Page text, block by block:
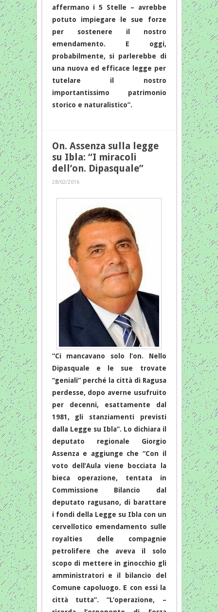
affermano i 5 Stelle – avrebbe
potuto impiegare le sue forze
per sostenere il nostro
emendamento. E oggi,
probabilmente, si parlerebbe di
una nuova ed efficace legge per
tutelare il nostro
importantissimo patrimonio
storico e naturalistico”.
On. Assenza sulla legge
su Ibla: “I miracoli
dell’on. Dipasquale”
28/02/2016
“Ci mancavano solo l’on. Nello
Dipasquale e le sue trovate
“geniali” perché la città di Ragusa
perdesse, dopo averne usufruito
per decenni, esattamente dal
1981, gli stanziamenti previsti
dalla Legge su Ibla”. Lo dichiara il
deputato regionale Giorgio
Assenza e aggiunge che “Con il
voto dell’Aula viene bocciata la
bieca operazione, tentata in
Commissione Bilancio dal
deputato ragusano, di barattare
i fondi della Legge su Ibla con un
cervellotico emendamento sulle
royalties delle compagnie
petrolifere che aveva il solo
scopo di mettere in ginocchio gli
amministratori e il bilancio del
Comune capoluogo. E con essi la
città tutta”. “L’operazione, –